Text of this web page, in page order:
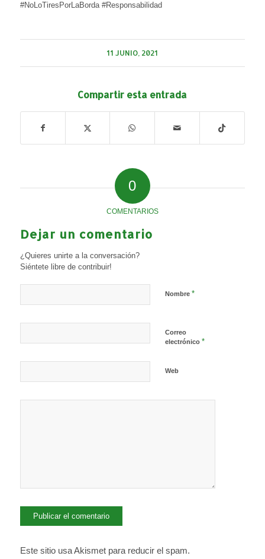
#NoLoTiresPorLaBorda #Responsabilidad
11 JUNIO, 2021
Compartir esta entrada
0
COMENTARIOS
Dejar un comentario
¿Quieres unirte a la conversación?
Siéntete libre de contribuir!
Nombre *
Correo
electrónico *
Web
Este sitio usa Akismet para reducir el spam.